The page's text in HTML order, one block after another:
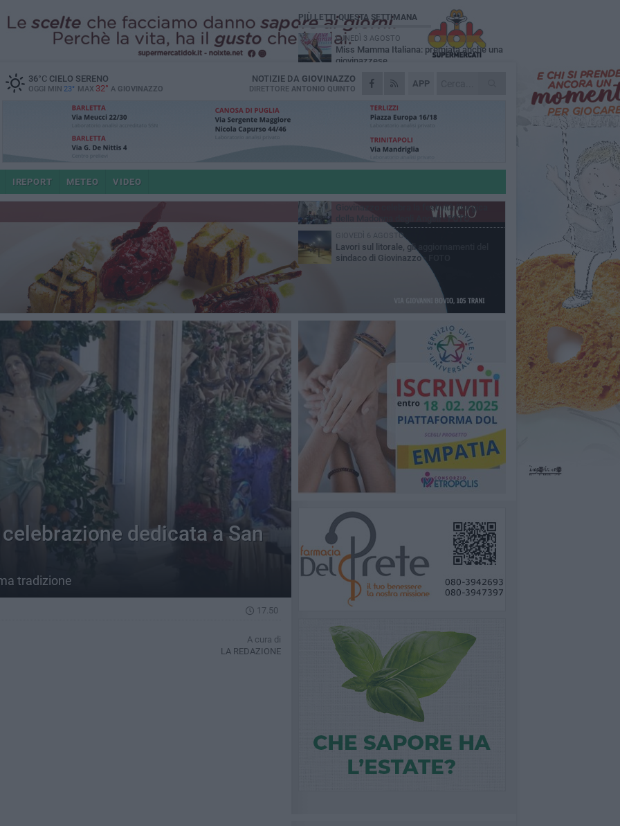
36°CCIELO SERENO
OGGI MIN 23° MAX 32° A GIOVINAZZO
APP
NOTIZIE DA GIOVINAZZO
DIRETTORE ANTONIO QUINTO
IREPORT METEO VIDEO
dedicata a San
tradizione
17.50
A cura di
LA REDAZIONE
PIÙ LETTI QUESTA SETTIMANA
LUNEDÌ 3 AGOSTO
Miss Mamma Italiana: premiata anche una
giovinazzese
MARTEDÌ 4 AGOSTO
Liquidi oleosi sul litorale di Giovinazzo,
MERCOLEDÌ 5 AGOSTO
l'assessora Ciliento prova a spegnere le
«Giovinazzo, a che punto siamo?»:
MARTEDÌ 4 AGOSTO
Giovinazzo celebra la festività liturgica
della Madonna degli Angeli - FOTO
GIOVEDÌ 6 AGOSTO
Lavori sul litorale, gli aggiornamenti del
sindaco di Giovinazzo - FOTO